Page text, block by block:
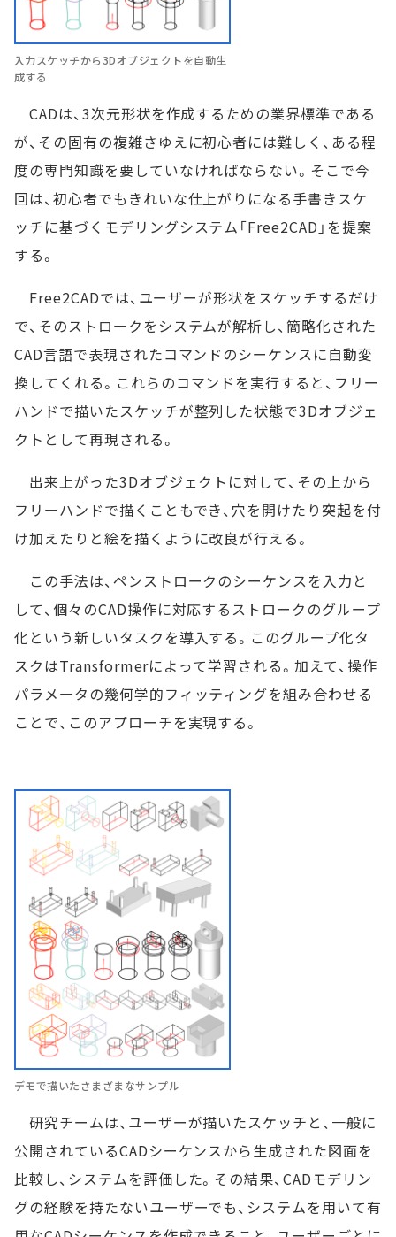
入力スケッチから3Dオブジェクトを自動生
成する
CADは、3次元形状を作成するための業界標準である
が、その固有の複雑さゆえに初心者には難しく、ある程
度の専門知識を要していなければならない。そこで今
回は、初心者でもきれいな仕上がりになる手書きスケ
ッチに基づくモデリングシステム「Free2CAD」を提案
する。
Free2CADでは、ユーザーが形状をスケッチするだけ
で、そのストロークをシステムが解析し、簡略化された
CAD言語で表現されたコマンドのシーケンスに自動変
換してくれる。これらのコマンドを実行すると、フリー
ハンドで描いたスケッチが整列した状態で3Dオブジェ
クトとして再現される。
出来上がった3Dオブジェクトに対して、その上から
フリーハンドで描くこともでき、穴を開けたり突起を付
け加えたりと絵を描くように改良が行える。
この手法は、ペンストロークのシーケンスを入力と
して、個々のCAD操作に対応するストロークのグループ
化という新しいタスクを導入する。このグループ化タ
スクはTransformerによって学習される。加えて、操作
パラメータの幾何学的フィッティングを組み合わせる
ことで、このアプローチを実現する。
デモで描いたさまざまなサンプル
研究チームは、ユーザーが描いたスケッチと、一般に
公開されているCADシーケンスから生成された図面を
比較し、システムを評価した。その結果、CADモデリン
グの経験を持たないユーザーでも、システムを用いて有